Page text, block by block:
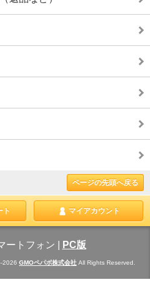
ページの先頭へ戻る
ト マイアカウント
ートフォン PC版
2026 GMOペパボ株式会社 All Rights Reserved.